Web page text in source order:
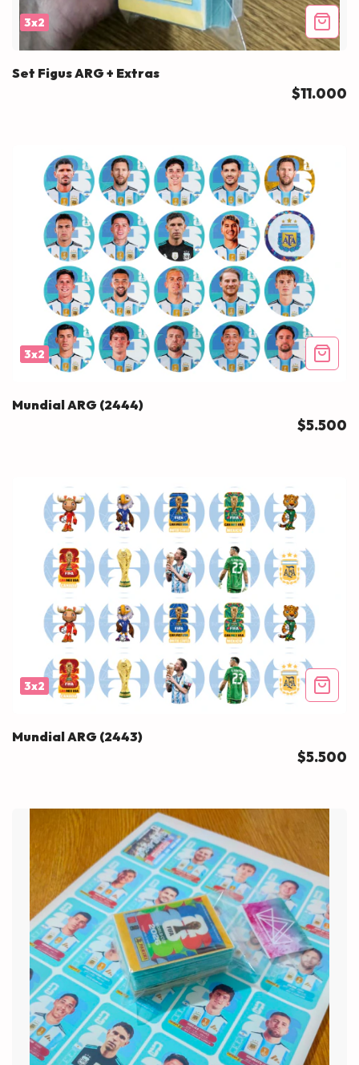
3x2
Set Figus ARG + Extras
$11.000
3x2
Mundial ARG (2444)
$5.500
3x2
Mundial ARG (2443)
$5.500